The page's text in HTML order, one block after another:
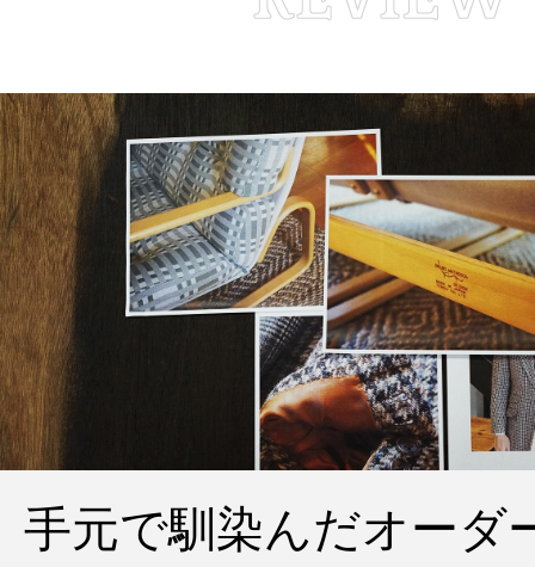
手元で馴染んだオーダ